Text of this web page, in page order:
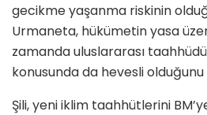
gecikme yaşanma riskinin
Urmaneta, hükümetin yasa
zamanda uluslararası
konusunda da hevesli
Şili, yeni iklim taahhütlerini